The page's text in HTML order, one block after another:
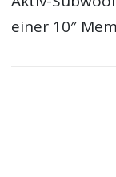
einer 10″